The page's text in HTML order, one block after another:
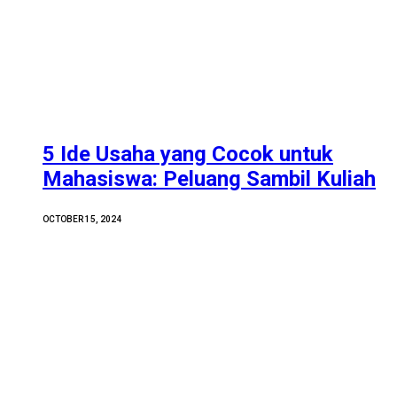
5 Ide Usaha yang Cocok untuk
Mahasiswa: Peluang Sambil Kuliah
OCTOBER 15, 2024